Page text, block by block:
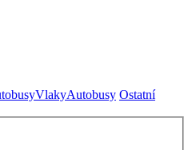
VlakyAutobusy Ostatní